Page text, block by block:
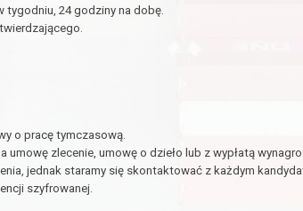
24 godziny na dobę.
o pracę tymczasową.
zlecenie, umowę o dzieło lub z wypłatą
jednak staramy się skontaktować z każdym
szyfrowanej.